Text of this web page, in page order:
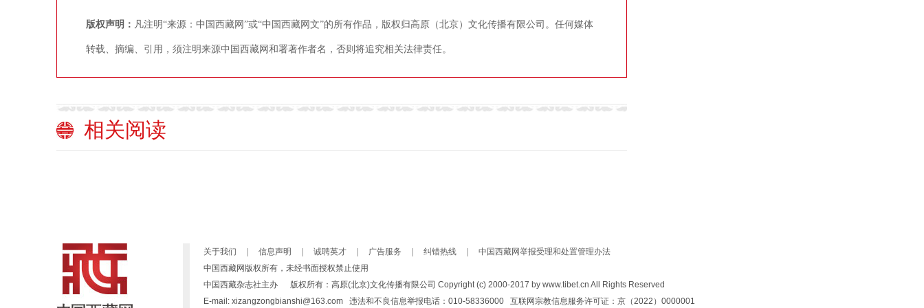
版权声明： 凡注明“来源：中国西藏网”或“中国西藏网文”的所有作品，版权归高原（北京）文化传播有限公司。任何媒体
转载、摘编、引用，须注明来源中国西藏网和署著作者名，否则将追究相关法律责任。
相关阅读
关于我们 信息声明 诚聘英才 广告服务 纠错热线
中国西藏网举报受理和处置管理办法
中国西藏网版权所有，未经书面授权禁止使用
中国西藏杂志社主办 版权所有：高原(北京)文化传播有限公司 Copyright (c) 2000-2017 by www.tibet.cn All Rights Reserved
E-mail: xizangzongbianshi@163.com 违法和不良信息举报电话：010-58336000 互联网宗教信息服务许可证：京（2022）0000001